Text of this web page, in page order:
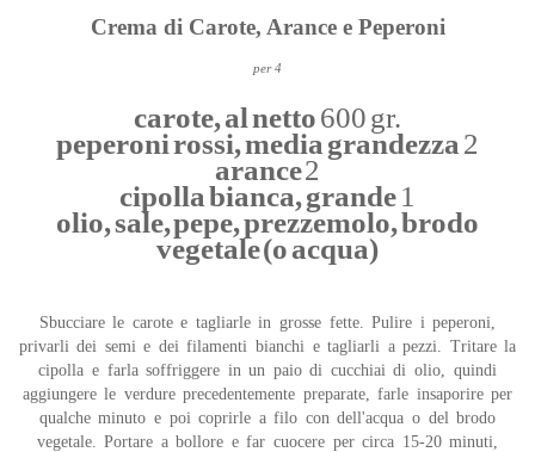
Crema di Carote, Arance e Peperoni
per 4
carote, al netto600 gr.
peperoni rossi, media grandezza 2
arance2
cipolla bianca, grande1
olio, sale, pepe, prezzemolo, brodo
vegetale (o acqua)
Sbucciare le carote e tagliarle in grosse fette. Pulire i peperoni,
privarli dei semi e dei filamenti bianchi e tagliarli a pezzi. Tritare la
cipolla e farla soffriggere in un paio di cucchiai di olio, quindi
aggiungere le verdure precedentemente preparate, farle insaporire per
qualche minuto e poi coprirle a filo con dell'acqua o del brodo
vegetale. Portare a bollore e far cuocere per circa 15-20 minuti,